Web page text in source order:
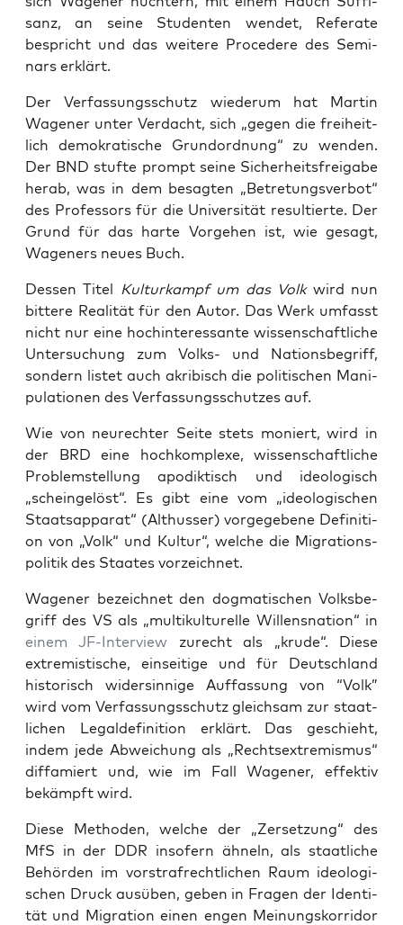
sanz, an sei­ne Stu­den­ten wen­det, Refe­ra­te
bespricht und das wei­te­re Pro­ce­de­re des Semi­
nars erklärt.
Der Ver­fas­sungs­schutz wie­der­um hat Mar­tin
Wage­ner unter Ver­dacht, sich „gegen die frei­heit­
lich demo­kra­ti­sche Grund­ord­nung“ zu wen­den.
Der BND stuf­te prompt sei­ne Sicher­heits­frei­ga­be
her­ab, was in dem besag­ten „Betre­tungs­ver­bot“
des Pro­fes­sors für die Uni­ver­si­tät resul­tier­te. Der
Grund für das har­te Vor­ge­hen ist, wie gesagt,
Wagen­ers neu­es Buch.
Des­sen Titel Kul­tur­kampf um das Volkwird nun
bit­te­re Rea­li­tät für den Autor. Das Werk umfasst
nicht nur eine hoch­in­ter­es­san­te wis­sen­schaft­li­che
Unter­su­chung zum Volks- und Nati­ons­be­griff,
son­dern lis­tet auch akri­bisch die poli­ti­schen Mani­
pu­la­tio­nen des Ver­fas­sungs­schut­zes auf.
Wie von neu­rech­ter Sei­te stets moniert, wird in
der BRD eine hoch­kom­ple­xe, wis­sen­schaft­li­che
Pro­blem­stel­lung apo­dik­tisch und ideo­lo­gisch
„schein­ge­löst“. Es gibt eine vom „ideo­lo­gi­schen
Staats­ap­pa­rat“ (Alt­hus­ser) vor­ge­ge­be­ne Defi­ni­ti­
on von „Volk“ und Kul­tur“, wel­che die Migra­ti­ons­
po­li­tik des Staa­tes vorzeichnet.
Wage­ner bezeich­net den dog­ma­ti­schen Volks­be­
griff des VS als „mul­ti­kul­tu­rel­le Wil­lens­na­ti­on“ in
einem JF-Inter­view zurecht als „kru­de“. Die­se
extre­mis­ti­sche, ein­sei­ti­ge und für Deutsch­land
his­to­risch wider­sin­ni­ge Auf­fas­sung von “Volk”
wird vom Ver­fas­sungs­schutz gleich­sam zur staat­
li­chen Legal­de­fi­ni­ti­on erklärt. Das geschieht,
indem jede Abwei­chung als „Rechts­extre­mis­mus“
dif­fa­miert und, wie im Fall Wage­ner, effek­tiv
bekämpft wird.
Die­se Metho­den, wel­che der „Zer­set­zung“ des
MfS in der DDR inso­fern ähneln, als staat­li­che
Behör­den im vor­straf­recht­li­chen Raum ideo­lo­gi­
schen Druck aus­üben, geben in Fra­gen der Iden­ti­
tät und Migra­ti­on einen engen Mei­nungs­kor­ri­dor